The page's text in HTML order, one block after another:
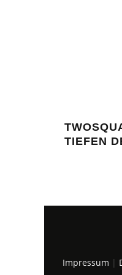
TIEFEN
Impressum |